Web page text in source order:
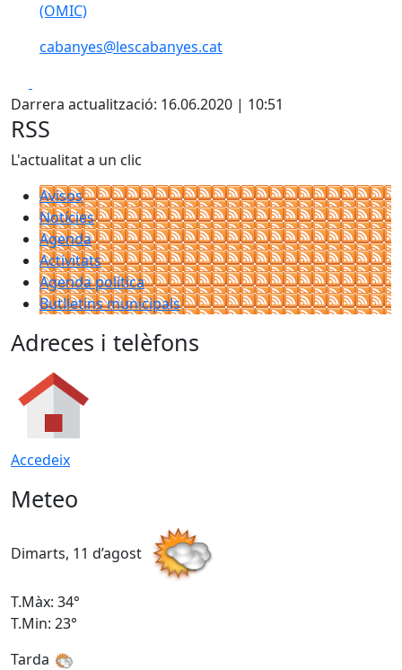
(OMIC)
cabanyes@lescabanyes.cat
Darrera actualització: 16.06.2020 | 10:51
RSS
L'actualitat a un clic
Avisos
Notícies
Agenda
Activitats
Agenda política
Butlletins municipals
Adreces i telèfons
Accedeix
Meteo
Dimarts, 11 d’agost
T.Màx: 34°
T.Min: 23°
Tarda